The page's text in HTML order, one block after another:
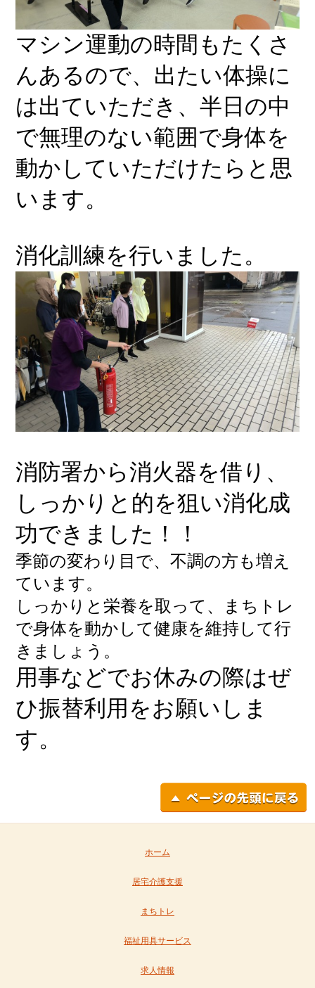
マシン運動の時間もたくさ
んあるので、出たい体操に
は出ていただき、半日の中
で無理のない範囲で身体を
動かしていただけたらと思
います。
消化訓練を行いました。
消防署から消火器を借り、
しっかりと的を狙い消化成
功できました！！
季節の変わり目で、不調の方も増え
ています。
しっかりと栄養を取って、まちトレ
で身体を動かして健康を維持して行
きましょう。
用事などでお休みの際はぜ
ひ振替利用をお願いしま
す。
ホーム
居宅介護支援
まちトレ
福祉用具サービス
求人情報